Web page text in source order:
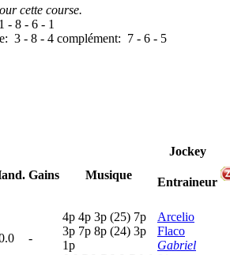
cette course.
- 8 - 6 - 1
3 - 8 - 4 complément: 7 - 6 - 5
Gains Musique
Jockey
Entraineur
-
4p 4p 3p (25) 7p
3p 7p 8p (24) 3p
1p
Arcelio
Flaco
Gabriel